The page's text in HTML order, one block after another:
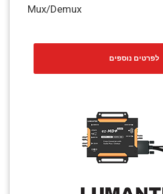
Mux/Demux
לפרטים נוספים